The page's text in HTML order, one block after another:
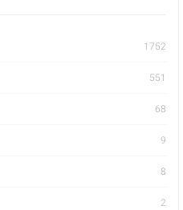
1752
551
68
9
8
2